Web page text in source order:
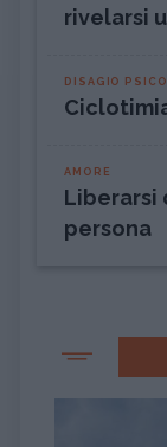
rivelarsi
DISAGIO
AMORE
Liberarsi
persona